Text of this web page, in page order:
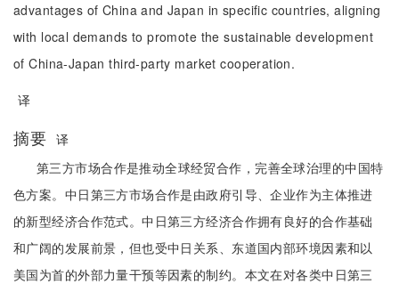
advantages of China and Japan in specific countries, aligning
with local demands to promote the sustainable development
of China-Japan third-party market cooperation.
译
摘要 译
第三方市场合作是推动全球经贸合作，完善全球治理的中国特
色方案。中日第三方市场合作是由政府引导、企业作为主体推进
的新型经济合作范式。中日第三方经济合作拥有良好的合作基础
和广阔的发展前景，但也受中日关系、东道国内部环境因素和以
美国为首的外部力量干预等因素的制约。本文在对各类中日第三